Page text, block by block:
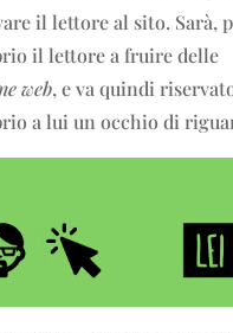
il lettore al sito. Sarà,
il lettore a fruire delle
web, e va quindi
a lui un occhio di